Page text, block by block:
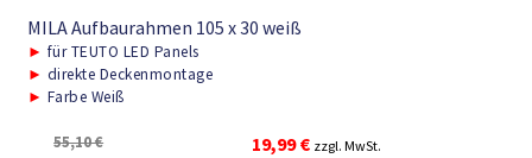
MILA Aufbaurahmen 105 x 30 weiß
► für TEUTO LED Panels
► direkte Deckenmontage
► Farbe Weiß
55,10€
Ursprünglicher
19,99€Aktueller
zzgl. MwSt.